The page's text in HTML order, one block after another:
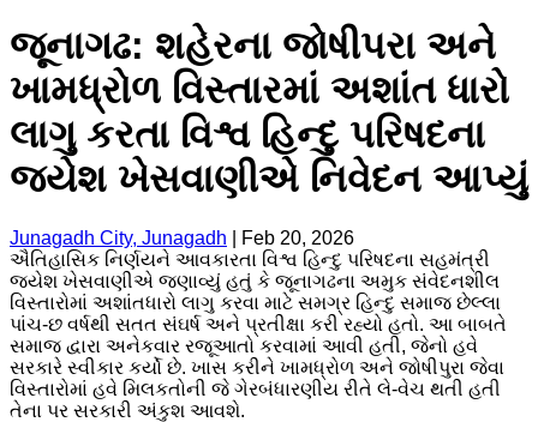
જૂનાગઢ: શહેરના જોષીપરા અને
ખામધ્રોળ વિસ્તારમાં અશાંત ધારો
લાગુ કરતા વિશ્વ હિન્દુ પરિષદના
જયેશ ખેસવાણીએ નિવેદન આપ્યું
Junagadh City, Junagadh
Feb 20, 2026
ઐતિહાસિક નિર્ણયને આવકારતા વિશ્વ હિન્દુ પરિષદના સહમંત્રી
જયેશ ખેસવાણીએ જણાવ્યું હતું કે જૂનાગઢના અમુક સંવેદનશીલ
વિસ્તારોમાં અશાંતધારો લાગુ કરવા માટે સમગ્ર હિન્દુ સમાજ છેલ્લા
પાંચ-છ વર્ષથી સતત સંઘર્ષ અને પ્રતીક્ષા કરી રહ્યો હતો. આ બાબતે
સમાજ દ્વારા અનેકવાર રજૂઆતો કરવામાં આવી હતી, જેનો હવે
સરકારે સ્વીકાર કર્યો છે. ખાસ કરીને ખામધ્રોળ અને જોષીપુરા જેવા
વિસ્તારોમાં હવે મિલકતોની જે ગેરબંધારણીય રીતે લે-વેચ થતી હતી
તેના પર સરકારી અંકુશ આવશે.